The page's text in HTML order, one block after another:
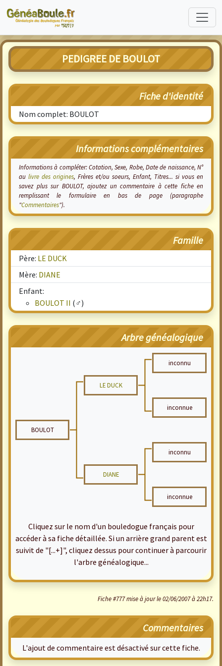
PEDIGREE DE BOULOT
Fiche d'identité
Nom complet: BOULOT
Informations complémentaires
Informations à compléter: Cotation, Sexe, Robe, Date de naissance, N°
au livre des origines, Frères et/ou soeurs, Enfant, Titres... si vous en
savez plus sur BOULOT, ajoutez un commentaire à cette fiche en
remplissant le formulaire en bas de page (paragraphe
"Commentaires").
Famille
Père: LE DUCK
Mère: DIANE
Enfant:
BOULOT II (♂)
Arbre généalogique
inconnu
LE DUCK
inconnue
BOULOT
inconnu
DIANE
inconnue
Cliquez sur le nom d'un bouledogue français pour
accéder à sa fiche détaillée. Si un arrière grand parent est
suivit de "[...+]", cliquez dessus pour continuer à parcourir
l'arbre généalogique...
Fiche #777 mise à jour le 02/06/2007 à 22h17.
Commentaires
L'ajout de commentaire est désactivé sur cette fiche.